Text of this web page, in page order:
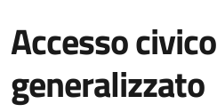
Accesso civico
generalizzato